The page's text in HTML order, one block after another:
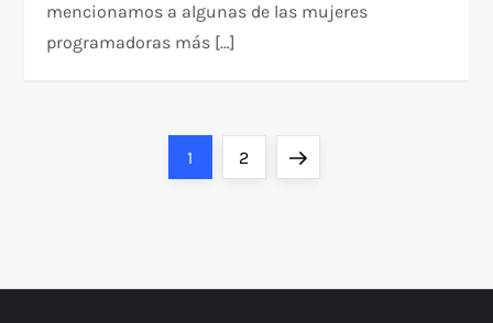
mencionamos a algunas de las mujeres
programadoras más […]
Página
1 Página
2 Siguiente